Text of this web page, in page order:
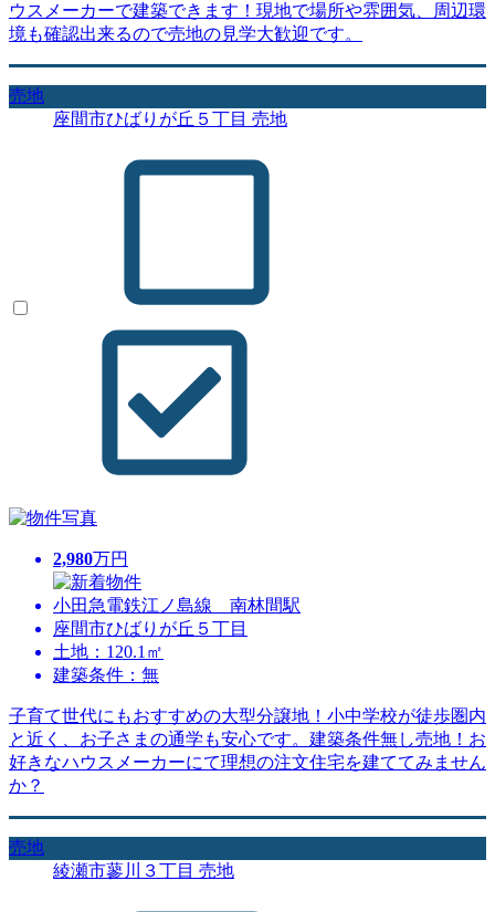
ウスメーカーで建築できます！現地で場所や雰囲気、周辺環
境も確認出来るので売地の見学大歓迎です。
売地
座間市ひばりが丘５丁目 売地
2,980万円
小田急電鉄江ノ島線 南林間駅
座間市ひばりが丘５丁目
土地：120.1㎡
建築条件：無
子育て世代にもおすすめの大型分譲地！小中学校が徒歩圏内
と近く、お子さまの通学も安心です。建築条件無し売地！お
好きなハウスメーカーにて理想の注文住宅を建ててみません
か？
売地
綾瀬市蓼川３丁目 売地